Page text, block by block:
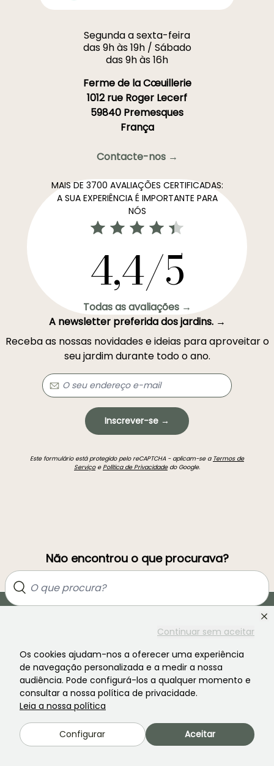
Continuar sem aceitar
Os cookies ajudam-nos a oferecer uma experiência
de navegação personalizada e a medir a nossa
audiência. Pode configurá-los a qualquer momento e
consultar a nossa política de privacidade.
Leia a nossa política
Configurar Aceitar
Segunda a sexta-feira
das 9h às 19h / Sábado
das 9h às 16h
Ferme de la Cœuillerie
1012 rue Roger Lecerf
59840 Premesques
França
Contacte-nos →
MAIS DE 3700 AVALIAÇÕES CERTIFICADAS:
A SUA EXPERIÊNCIA É IMPORTANTE PARA
NÓS
4,4/5
Todas as avaliações →
A newsletter preferida dos jardins. →
Receba as nossas novidades e ideias para aproveitar o
seu jardim durante todo o ano.
Inscrever-se →
Este formulário está protegido pelo reCAPTCHA - aplicam-se a Termos de
ServiçoePolítica de Privacidadedo Google.
Não encontrou o que procurava?
Junte-se à comunidade dos apaixonados por plantas!